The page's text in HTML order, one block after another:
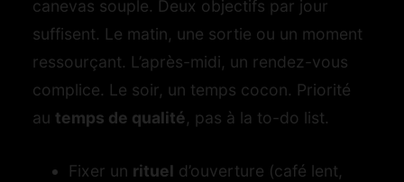
canevas souple. Deux objectifs par jour
suffisent. Le matin, une sortie ou un moment
ressourçant. L’après-midi, un rendez-vous
complice. Le soir, un temps cocon. Priorité
au temps de qualité, pas à la to-do list.
Fixer un rituel d’ouverture (café lent,